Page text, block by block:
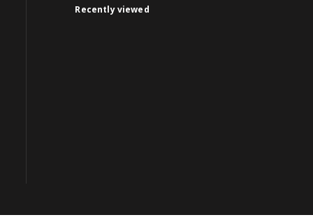
Recently viewed